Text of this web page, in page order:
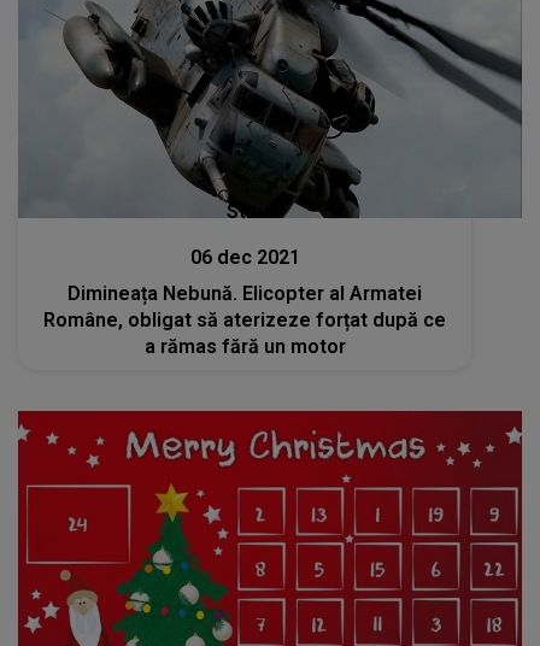
Stiri
06 dec 2021
Dimineața Nebună. Elicopter al Armatei
Române, obligat să aterizeze forțat după ce
a rămas fără un motor